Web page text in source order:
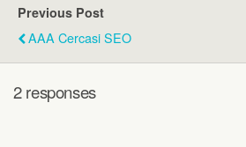
Previous Post
AAA Cercasi SEO
2 responses